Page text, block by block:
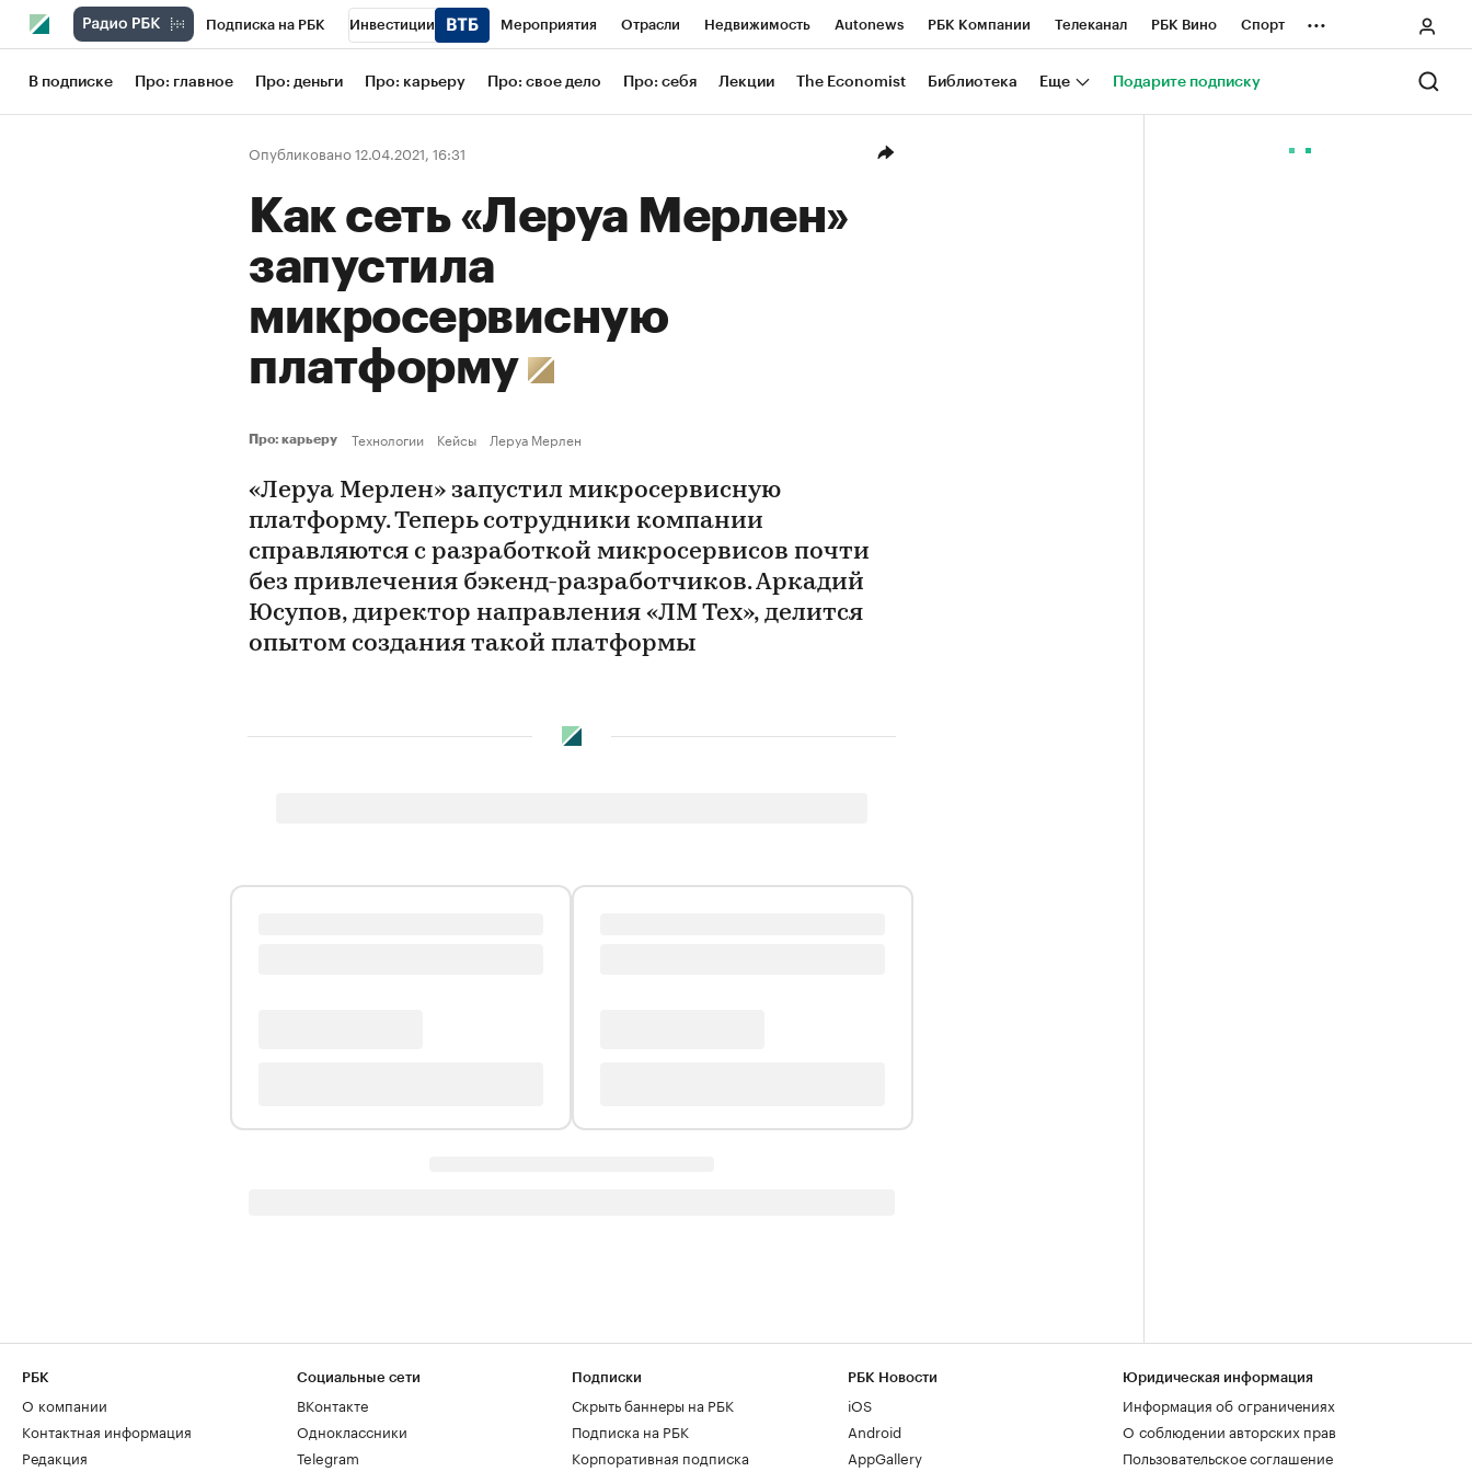
Подписка на РБК Инвестиции Мероприятия Отрасли Недвижимость Autonews РБК Компании Телеканал РБК Вино Спорт
Школа управления РБК РБК Образование РБК Life Тренды Визионеры Национальные проекты Город
Рынок наличной валюты
...
В подписке Про: главное Про: деньги Про: карьеру Про: свое дело Про: себя Лекции The Economist Библиотека Еще Подарите подписку
Опубликовано 12.04.2021, 16:31
Как сеть «Леруа Мерлен»
запустила
микросервисную
платформу
Про: карьеру Технологии Кейсы Леруа Мерлен
«Леруа Мерлен» запустил микросервисную
платформу. Теперь cотрудники компании
справляются с разработкой микросервисов почти
без привлечения бэкенд-разработчиков. Аркадий
Юсупов, директор направления «ЛМ Тех», делится
опытом создания такой платформы
РБК
О компании
Контактная информация
Редакция
Социальные сети
ВКонтакте
Одноклассники
Telegram
Подписки
Скрыть баннеры на РБК
Подписка на РБК
Корпоративная подписка
РБК Новости
iOS
Android
AppGallery
Юридическая информация
Информация об ограничениях
О соблюдении авторских прав
Пользовательское соглашение